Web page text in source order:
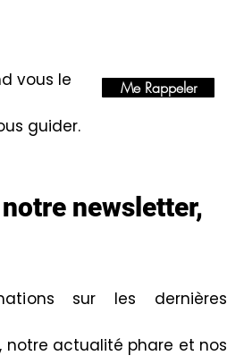
vous le
guider.
Me Rappeler
newsletter,
sur les dernières
actualité phare et nos